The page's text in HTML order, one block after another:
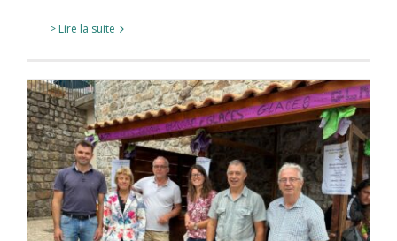
> Lire la suite